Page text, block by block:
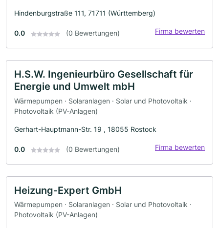
Hindenburgstraße 111, 71711 (Württemberg)
0.0 (0 Bewertungen) Firma bewerten
H.S.W. Ingenieurbüro Gesellschaft für
Energie und Umwelt mbH
Wärmepumpen · Solaranlagen · Solar und Photovoltaik ·
Photovoltaik (PV-Anlagen)
Gerhart-Hauptmann-Str. 19 , 18055 Rostock
0.0 (0 Bewertungen) Firma bewerten
Heizung-Expert GmbH
Wärmepumpen · Solaranlagen · Solar und Photovoltaik ·
Photovoltaik (PV-Anlagen)